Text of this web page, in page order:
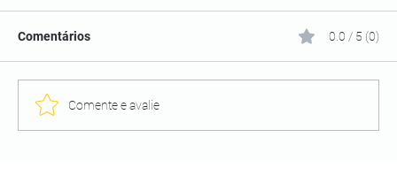
Comentários 0.0 / 5 (0)
Comente e avalie